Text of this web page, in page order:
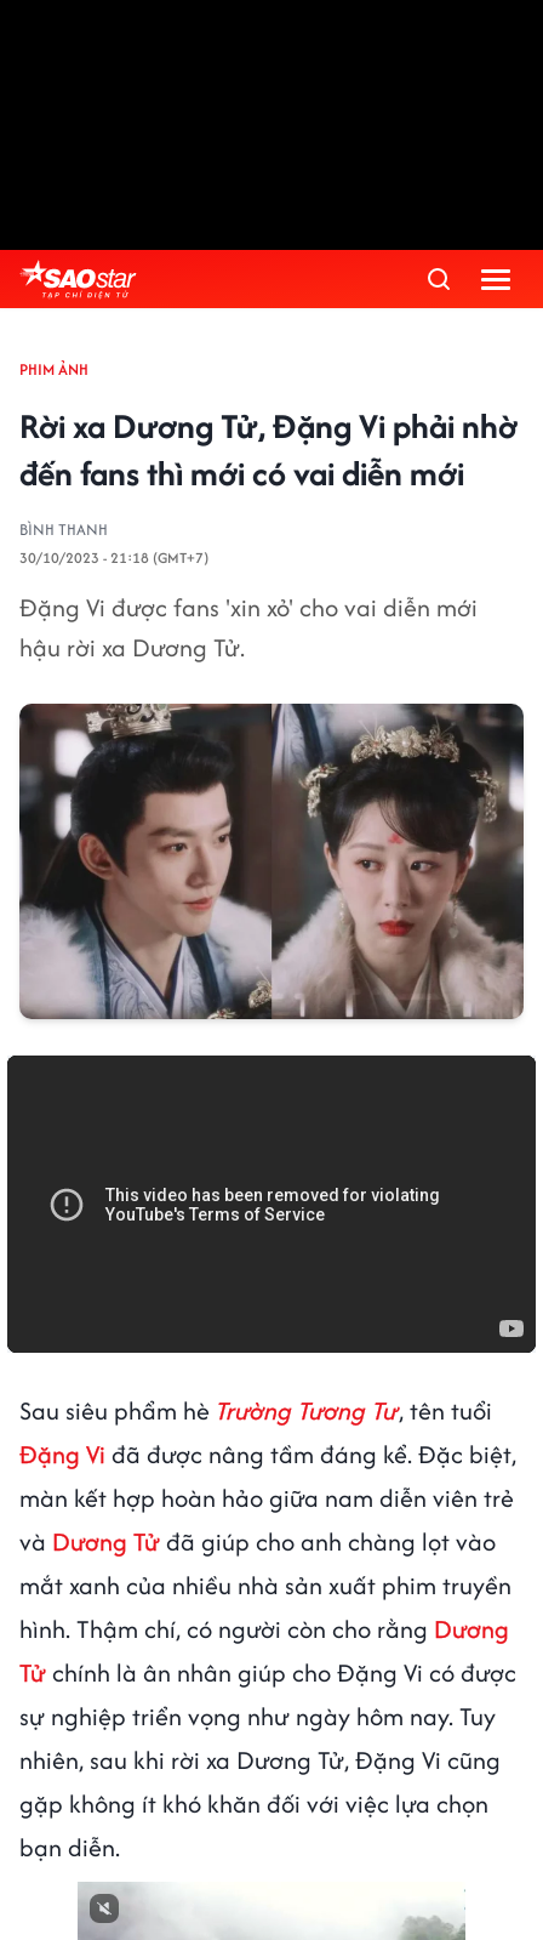
PHIM ẢNH
Rời xa Dương Tử, Đặng Vi phải nhờ
đến fans thì mới có vai diễn mới
BÌNH THANH
30/10/2023 - 21:18 (GMT+7)
Đặng Vi được fans 'xin xỏ' cho vai diễn mới
hậu rời xa Dương Tử.
Sau siêu phẩm hè Trường Tương Tư, tên tuổi
Đặng Vi đã được nâng tầm đáng kể. Đặc biệt,
màn kết hợp hoàn hảo giữa nam diễn viên trẻ
và Dương Tửđã giúp cho anh chàng lọt vào
mắt xanh của nhiều nhà sản xuất phim truyền
hình. Thậm chí, có người còn cho rằng Dương
Tửchính là ân nhân giúp cho Đặng Vi có được
sự nghiệp triển vọng như ngày hôm nay. Tuy
nhiên, sau khi rời xa Dương Tử, Đặng Vi cũng
gặp không ít khó khăn đối với việc lựa chọn
bạn diễn.